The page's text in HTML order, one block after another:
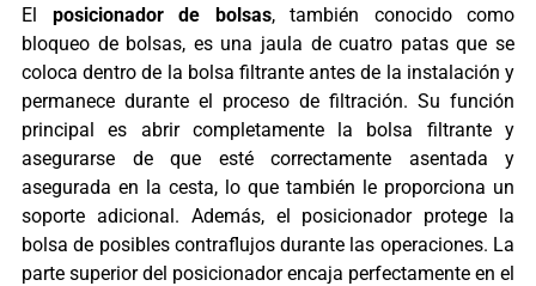
El posicionador de bolsas, también conocido como
bloqueo de bolsas, es una jaula de cuatro patas que se
coloca dentro de la bolsa filtrante antes de la instalación y
permanece durante el proceso de filtración. Su función
principal es abrir completamente la bolsa filtrante y
asegurarse de que esté correctamente asentada y
asegurada en la cesta, lo que también le proporciona un
soporte adicional. Además, el posicionador protege la
bolsa de posibles contraflujos durante las operaciones. La
parte superior del posicionador encaja perfectamente en el